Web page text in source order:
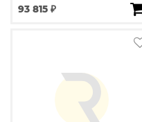
93 815 ₽